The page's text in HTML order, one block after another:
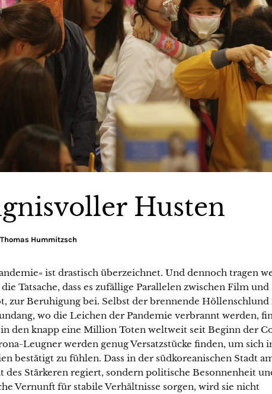
Husten
Thomas Hummitzsch
ist drastisch überzeichnet. Und dennoch tragen
Tatsache, dass es zufällige Parallelen zwischen Film und
zur Beruhigung bei. Selbst der brennende
wo die Leichen der Pandemie verbrannt werden,
den knapp eine Million Toten weltweit seit Beginn der
Leugner werden genug Versatzstücke finden, um sich
bestätigt zu fühlen. Dass in der südkoreanischen Stadt
des Stärkeren regiert, sondern politische Besonnenheit
Vernunft für stabile Verhältnisse sorgen, wird sie nicht